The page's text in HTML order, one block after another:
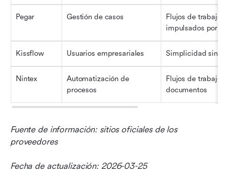
Pegar Gestión de casos
Flujos de trabajo
impulsados por IA
Kissflow Usuarios empresariales Simplicidad sin
Nintex
Automatización de
procesos
Flujos de trabajo
documentos
Fuente de información: sitios oficiales de los
proveedores
Fecha de actualización: 2026-03-25